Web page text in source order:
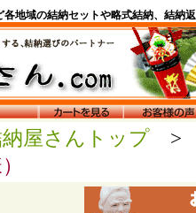
地域の結納セットや略式結納、結納
納屋さんトップ